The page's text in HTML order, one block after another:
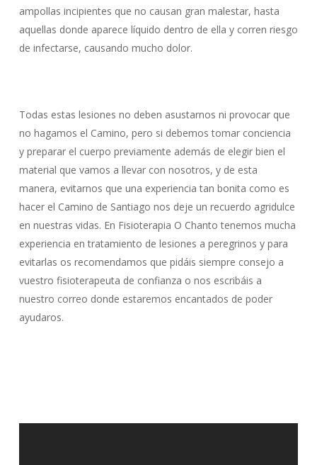
ampollas incipientes que no causan gran malestar, hasta
aquellas donde aparece líquido dentro de ella y corren riesgo
de infectarse, causando mucho dolor.
Todas estas lesiones no deben asustarnos ni provocar que
no hagamos el Camino, pero si debemos tomar conciencia
y preparar el cuerpo previamente además de elegir bien el
material que vamos a llevar con nosotros, y de esta
manera, evitarnos que una experiencia tan bonita como es
hacer el Camino de Santiago nos deje un recuerdo agridulce
en nuestras vidas. En Fisioterapia O Chanto tenemos mucha
experiencia en tratamiento de lesiones a peregrinos y para
evitarlas os recomendamos que pidáis siempre consejo a
vuestro fisioterapeuta de confianza o nos escribáis a
nuestro correo donde estaremos encantados de poder
ayudaros.